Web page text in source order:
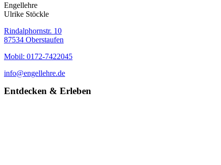
Engellehre
Ulrike Stöckle
Rindalphornstr. 10
87534 Oberstaufen
Mobil: 0172-7422045
info@engellehre.de
Entdecken & Erleben